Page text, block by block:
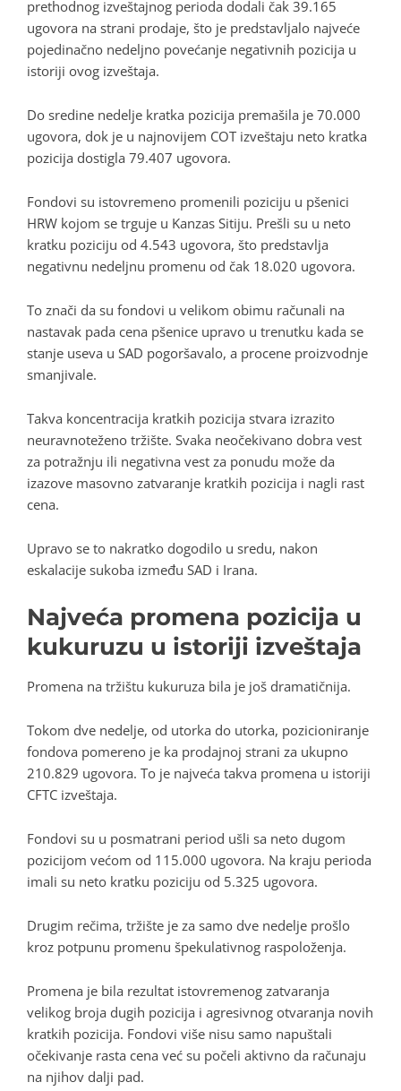
prethodnog izveštajnog perioda dodali čak 39.165
ugovora na strani prodaje, što je predstavljalo najveće
pojedinačno nedeljno povećanje negativnih pozicija u
istoriji ovog izveštaja.
Do sredine nedelje kratka pozicija premašila je 70.000
ugovora, dok je u najnovijem COT izveštaju neto kratka
pozicija dostigla 79.407 ugovora.
Fondovi su istovremeno promenili poziciju u pšenici
HRW kojom se trguje u Kanzas Sitiju. Prešli su u neto
kratku poziciju od 4.543 ugovora, što predstavlja
negativnu nedeljnu promenu od čak 18.020 ugovora.
To znači da su fondovi u velikom obimu računali na
nastavak pada cena pšenice upravo u trenutku kada se
stanje useva u SAD pogoršavalo, a procene proizvodnje
smanjivale.
Takva koncentracija kratkih pozicija stvara izrazito
neuravnoteženo tržište. Svaka neočekivano dobra vest
za potražnju ili negativna vest za ponudu može da
izazove masovno zatvaranje kratkih pozicija i nagli rast
cena.
Upravo se to nakratko dogodilo u sredu, nakon
eskalacije sukoba između SAD i Irana.
Najveća promena pozicija u
kukuruzu u istoriji izveštaja
Promena na tržištu kukuruza bila je još dramatičnija.
Tokom dve nedelje, od utorka do utorka, pozicioniranje
fondova pomereno je ka prodajnoj strani za ukupno
210.829 ugovora. To je najveća takva promena u istoriji
CFTC izveštaja.
Fondovi su u posmatrani period ušli sa neto dugom
pozicijom većom od 115.000 ugovora. Na kraju perioda
imali su neto kratku poziciju od 5.325 ugovora.
Drugim rečima, tržište je za samo dve nedelje prošlo
kroz potpunu promenu špekulativnog raspoloženja.
Promena je bila rezultat istovremenog zatvaranja
velikog broja dugih pozicija i agresivnog otvaranja novih
kratkih pozicija. Fondovi više nisu samo napuštali
očekivanje rasta cena već su počeli aktivno da računaju
na njihov dalji pad.